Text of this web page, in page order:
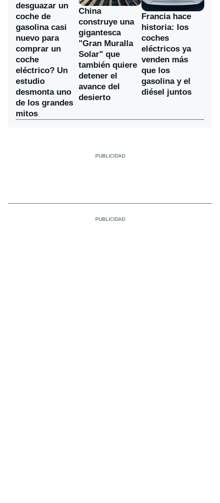
desguazar un
coche de
gasolina casi
nuevo para
comprar un
coche
eléctrico? Un
estudio
desmonta uno
de los grandes
mitos
China
construye una
gigantesca
"Gran Muralla
Solar" que
también quiere
detener el
avance del
desierto
Francia hace
historia: los
coches
eléctricos ya
venden más
que los
gasolina y el
diésel juntos